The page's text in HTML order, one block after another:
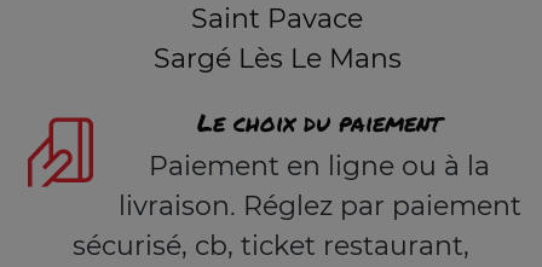
Saint Pavace
Sargé Lès Le Mans
Le choix du paiement
Paiement en ligne ou à la
livraison. Réglez par paiement
sécurisé, cb, ticket restaurant,